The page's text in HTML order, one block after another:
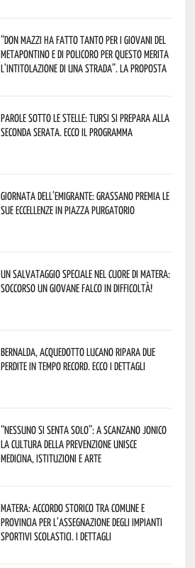
“Don Mazzi ha fatto tanto per i giovani del
Metapontino e di Policoro per questo merita
l’intitolazione di una strada”. La proposta
Parole sotto le stelle: Tursi si prepara alla
seconda serata. Ecco il programma
Giornata dell’Emigrante: Grassano premia le
sue eccellenze in Piazza Purgatorio
Un salvataggio speciale nel cuore di Matera:
soccorso un giovane falco in difficoltà!
Bernalda, Acquedotto Lucano ripara due
perdite in tempo record. Ecco i dettagli
“Nessuno si senta solo”: a Scanzano Jonico
la cultura della prevenzione unisce
medicina, istituzioni e arte
Matera: accordo storico tra Comune e
Provincia per l’assegnazione degli impianti
sportivi scolastici. I dettagli